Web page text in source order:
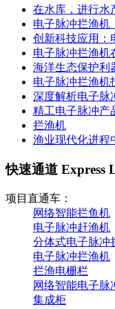
在水库，进行水
电子脉冲拦渔机
创新科技应用：
电子脉冲拦渔机
海洋生态保护
电子脉冲拦渔机
深度解析电子脉
精工电子脉冲产
拦渔机
渔业现代化进程
快速通道 Express
项目直通车：
网络智能拦鱼机
电子脉冲赶渔机
分体式电子脉冲
电子脉冲拦渔机
拦渔电栅栏
网络智能电子脉
集成柜